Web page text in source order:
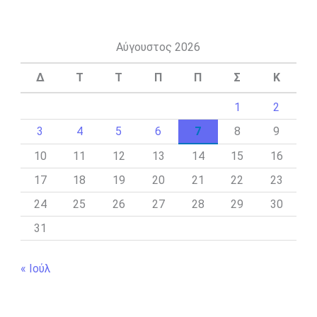
Αύγουστος 2026
Δ Τ Τ Π Π Σ Κ
1
2
3
4 5 6 7 8
9
10
11 12 13 14 15
16
17
18 19 20 21 22
23
24
25 26 27 28 29
30
31
« Ιούλ